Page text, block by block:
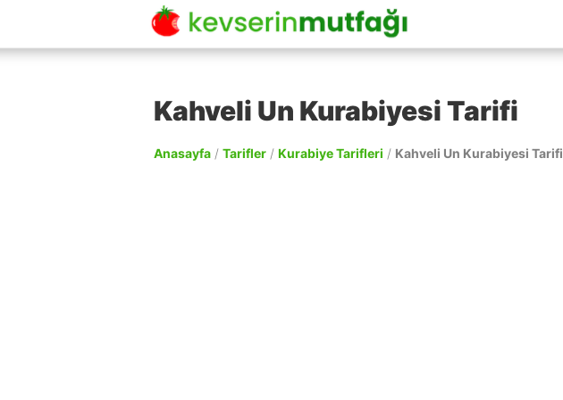
Kahveli Un Kurabiyesi Tarifi
Anasayfa / Tarifler / Kurabiye Tarifleri / Kahveli Un Kurabiyesi Tarifi